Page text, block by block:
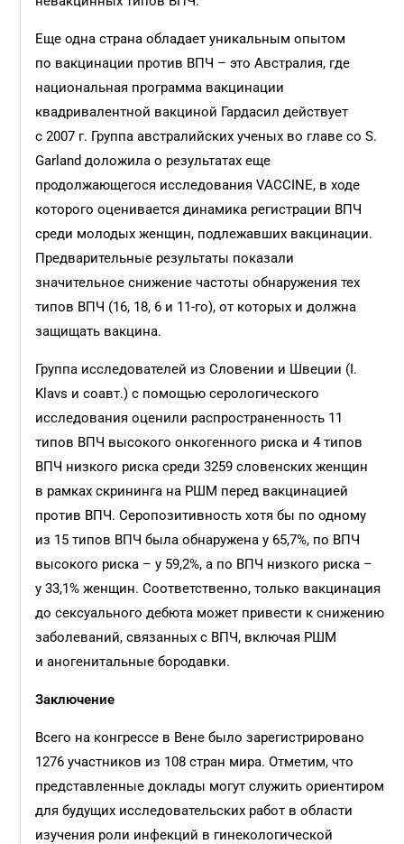
Еще одна страна обладает уникальным опытом
по вакцинации против ВПЧ – это Австралия, где
национальная программа вакцинации
квадривалентной вакциной Гардасил действует
с 2007 г. Группа австралийских ученых во главе со S.
Garland доложила о результатах еще
продолжающегося исследования VACCINE, в ходе
которого оценивается динамика регистрации ВПЧ
среди молодых женщин, подлежавших вакцинации.
Предварительные результаты показали
значительное снижение частоты обнаружения тех
типов ВПЧ (16, 18, 6 и 11-го), от которых и должна
защищать вакцина.
Группа исследователей из Словении и Швеции (I.
Klavs и соавт.) с помощью серологического
исследования оценили распространенность 11
типов ВПЧ высокого онкогенного риска и 4 типов
ВПЧ низкого риска среди 3259 словенских женщин
в рамках скрининга на РШМ перед вакцинацией
против ВПЧ. Серопозитивность хотя бы по одному
из 15 типов ВПЧ была обнаружена у 65,7%, по ВПЧ
высокого риска – у 59,2%, а по ВПЧ низкого риска –
у 33,1% женщин. Соответственно, только вакцинация
до сексуального дебюта может привести к снижению
заболеваний, связанных с ВПЧ, включая РШМ
и аногенитальные бородавки.
Заключение
Всего на конгрессе в Вене было зарегистрировано
1276 участников из 108 стран мира. Отметим, что
представленные доклады могут служить ориентиром
для будущих исследовательских работ в области
изучения роли инфекций в гинекологической